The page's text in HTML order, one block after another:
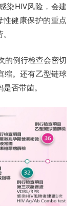
染HIV风险，会建
性健康保护的重点
的例行检查会密切
缩。还有乙型链球
否带菌。